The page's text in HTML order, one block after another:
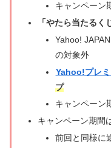
キャンペーン
「やたら当たるく
Yahoo!
の対象外
Yahoo!プレ
プ
キャンペーン
キャンペーン期間
前回と同様に